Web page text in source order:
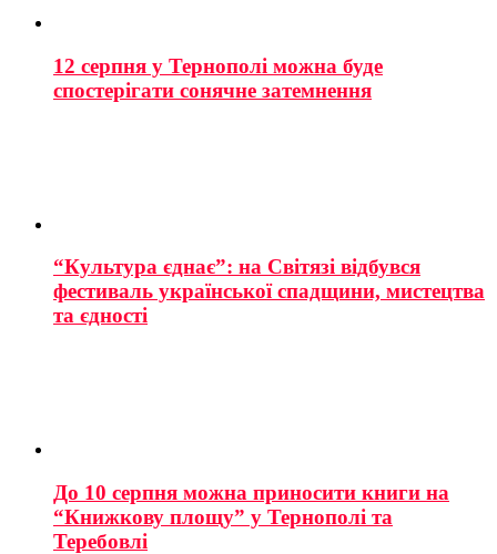
12 серпня у Тернополі можна буде
спостерігати сонячне затемнення
“Культура єднає”: на Світязі відбувся
фестиваль української спадщини, мистецтва
та єдності
До 10 серпня можна приносити книги на
“Книжкову площу” у Тернополі та
Теребовлі